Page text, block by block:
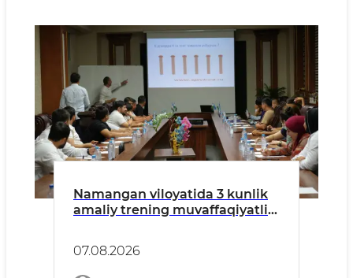
Namangan viloyatida 3 kunlik
amaliy trening muvaffaqiyatli
07.08.2026